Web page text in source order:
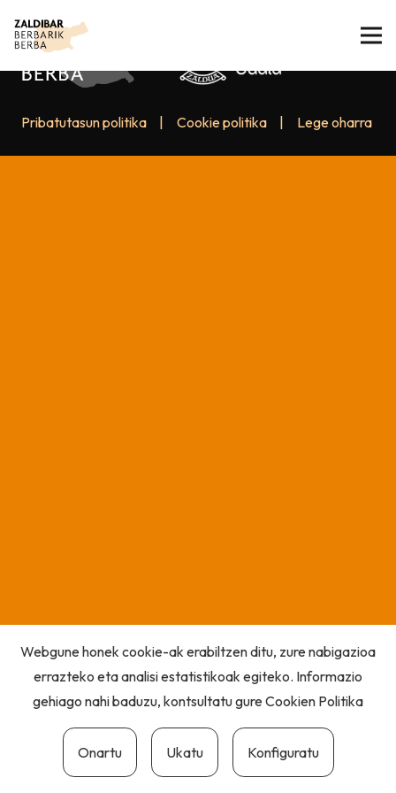
Pribatutasun politika Cookie politika Lege oharra
Webgune honek cookie-ak erabiltzen ditu, zure nabigazioa
errazteko eta analisi estatistikoak egiteko. Informazio
gehiago nahi baduzu, kontsultatu gureCookien Politika
Onartu Ukatu Konfiguratu